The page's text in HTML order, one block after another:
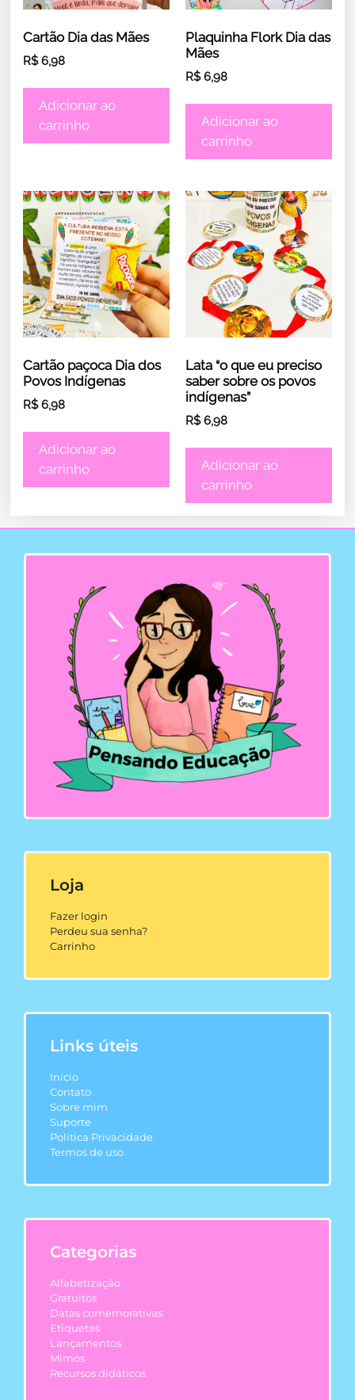
Cartão Dia das Mães
R$6,98
Adicionar ao
carrinho
Plaquinha Flork Dia das
Mães
R$6,98
Adicionar ao
carrinho
Cartão paçoca Dia dos
Povos Indígenas
R$6,98
Adicionar ao
carrinho
Lata “o que eu preciso
saber sobre os povos
indígenas”
R$6,98
Adicionar ao
carrinho
Loja
Fazer login
Perdeu sua senha?
Carrinho
Links úteis
Início
Contato
Sobre mim
Suporte
Política Privacidade
Termos de uso
Categorias
Alfabetização
Gratuitos
Datas comemorativas
Etiquetas
Lançamentos
Mimos
Recursos didáticos